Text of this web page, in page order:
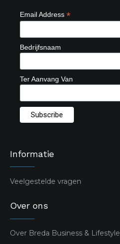
Email Address *
Bedrijfsnaam
Ter Aanvang Van
Informatie
Veelgestelde vragen
Over ons
Over Breda Business & Lifestyle